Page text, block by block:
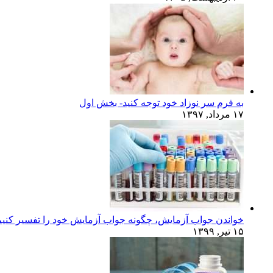
به فرم سر نوزاد خود توجه کنید- بخش اول
۱۷ مرداد, ۱۳۹۷
خواندن جواب آزمایش، چگونه جواب آزمایش خود را تفسیر
۱۵ تیر, ۱۳۹۹